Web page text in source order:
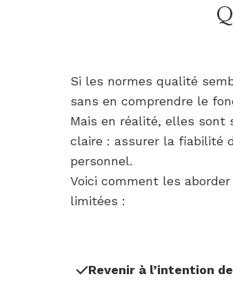
Si les normes qualité
sans en comprendre le
Mais en réalité, elles sont
claire : assurer la fiabilité
personnel.
Voici comment les
limitées :
Revenir à l’intention